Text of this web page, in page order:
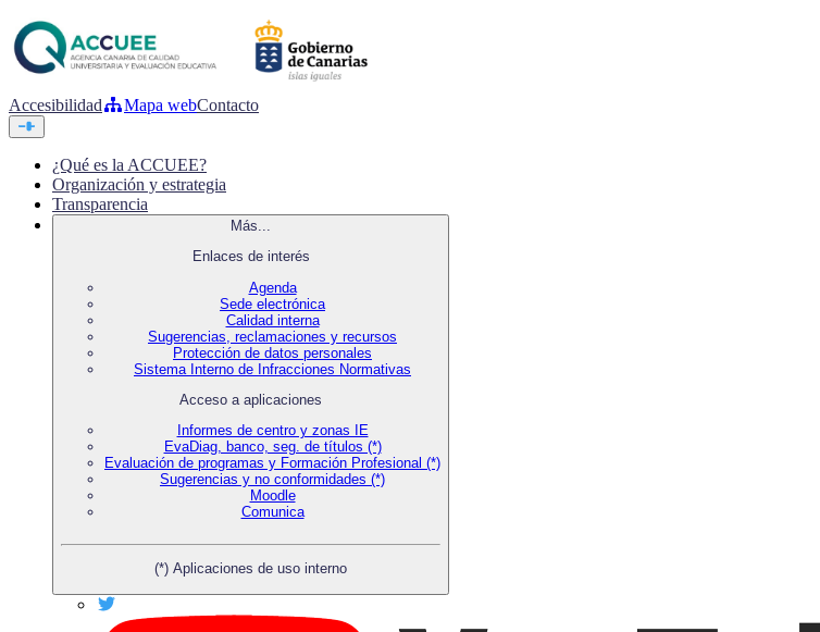
Accesibilidad Mapa webContacto
¿Qué es la ACCUEE?
Organización y estrategia
Transparencia
Más...
Enlaces de interés
Agenda
Sede electrónica
Calidad interna
Sugerencias, reclamaciones y recursos
Protección de datos personales
Sistema Interno de Infracciones Normativas
Acceso a aplicaciones
Informes de centro y zonas IE
EvaDiag, banco, seg. de títulos (*)
Evaluación de programas y Formación Profesional (*)
Sugerencias y no conformidades (*)
Moodle
Comunica
(*) Aplicaciones de uso interno